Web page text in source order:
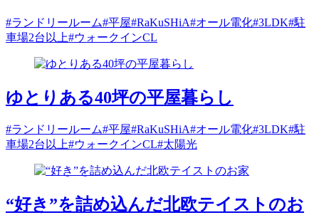
#ランドリールーム#平屋#RaKuSHiA#オール電化#3LDK#駐
車場2台以上#ウォークインCL
ゆとりある40坪の平屋暮らし
#ランドリールーム#平屋#RaKuSHiA#オール電化#3LDK#駐
車場2台以上#ウォークインCL#太陽光
“好き”を詰め込んだ北欧テイストのお